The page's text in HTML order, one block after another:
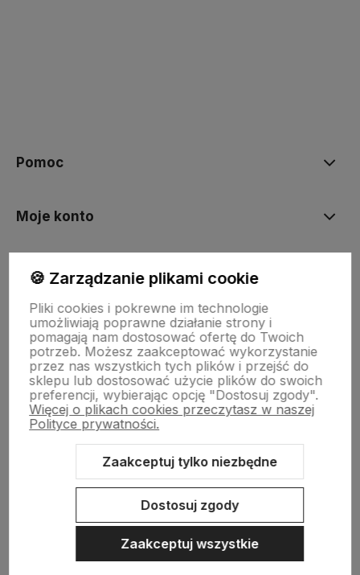
Pomoc
Moje konto
Płatności i dostawa
Informacje
O nas
Sklep internetowy Shoper.pl Szablon Shoper Modern 3.0™
GrowCommerce
🍪 Zarządzanie plikami cookie
Pliki cookies i pokrewne im technologie
umożliwiają poprawne działanie strony i
pomagają nam dostosować ofertę do Twoich
potrzeb. Możesz zaakceptować wykorzystanie
przez nas wszystkich tych plików i przejść do
sklepu lub dostosować użycie plików do swoich
preferencji, wybierając opcję "Dostosuj zgody".
Więcej o plikach cookies przeczytasz w naszej
Polityce prywatności.
Zaakceptuj tylko niezbędne
Dostosuj zgody
Zaakceptuj wszystkie